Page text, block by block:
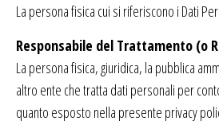
La persona fisica cui si riferiscono i Dati
Responsabile del Trattamento (o
La persona fisica, giuridica, la pubblica
altro ente che tratta dati personali per
quanto esposto nella presente privacy